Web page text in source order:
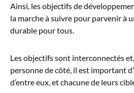
Ainsi, les objectifs de
la marche à suivre pour parvenir à
durable pour tous.
Les objectifs sont interconnectés
personne de côté, il est important
d’entre eux, et chacune de leurs